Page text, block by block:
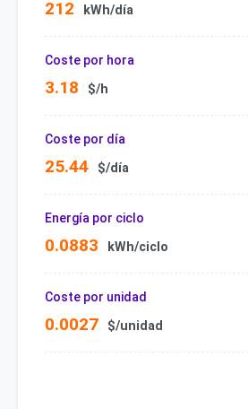
212 kWh/día
Coste por hora
3.18 $/h
Coste por día
25.44 $/día
Energía por ciclo
0.0883 kWh/ciclo
Coste por unidad
0.0027 $/unidad